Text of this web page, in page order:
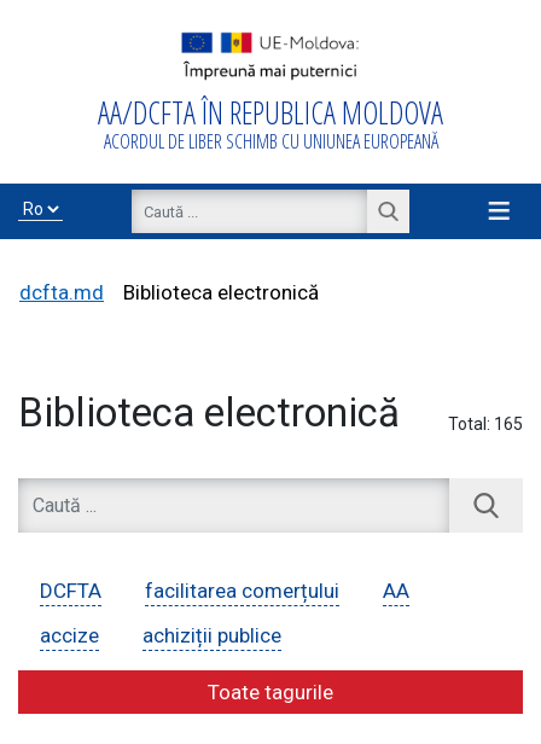
AA/DCFTA ÎN REPUBLICA MOLDOVA
ACORDUL DE LIBER SCHIMB CU UNIUNEA EUROPEANĂ
≡
Export/Import
Proiecte de
asistență
dcfta.md Biblioteca electronică
Biblioteca electronică Total: 165
DCFTA facilitarea comerțului
AA
accize
achiziții publice
Toate tagurile